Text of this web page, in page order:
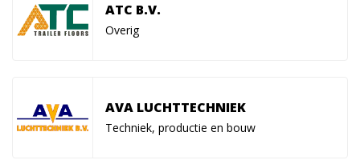
ATC B.V.
Overig
AVA LUCHTTECHNIEK
Techniek, productie en bouw